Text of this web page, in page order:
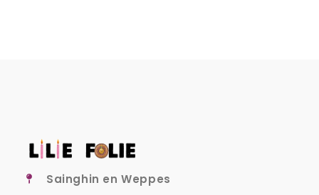
Sainghin en Weppes